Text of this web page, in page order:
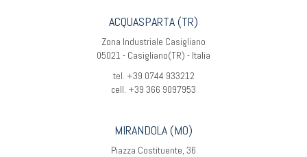
ACQUASPARTA (TR)
Zona Industriale Casigliano
05021 - Casigliano(TR) - Italia
tel. +39 0744 933212
cell. +39 366 9097953
MIRANDOLA (MO)
Piazza Costituente, 36